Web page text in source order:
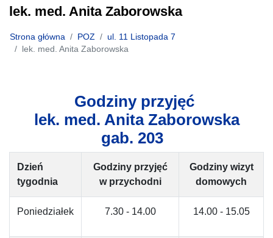
lek. med. Anita Zaborowska
Strona główna POZ
ul. 11 Listopada 7
lek. med. Anita Zaborowska
Godziny przyjęć
lek. med. Anita Zaborowska
gab. 203
Dzień
tygodnia
Godziny przyjęć
w przychodni
Godziny wizyt
domowych
Poniedziałek 7.30 - 14.00 14.00 - 15.05